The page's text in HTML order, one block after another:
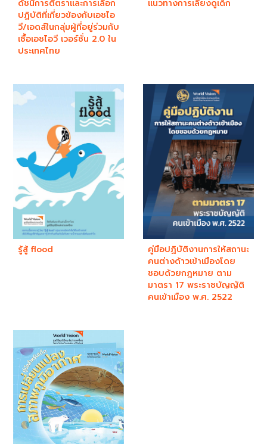
ดัชนีการตีตราและการเลือก
ปฏิบัติที่เกี่ยวข้องกับเอชไอ
วี/เอดส์ในกลุ่มผู้ที่อยู่ร่วมกับ
เชื้อเอชไอวี เวอร์ชั่น 2.0 ใน
ประเทศไทย
แนวทางการเลี้ยงดูเด็ก
รู้สู้ flood
คู่มือปฏิบัติงานการให้สถานะ
คนต่างด้าวเข้าเมืองโดย
ชอบด้วยกฎหมาย ตาม
มาตรา 17 พระราชบัญญัติ
คนเข้าเมือง พ.ศ. 2522